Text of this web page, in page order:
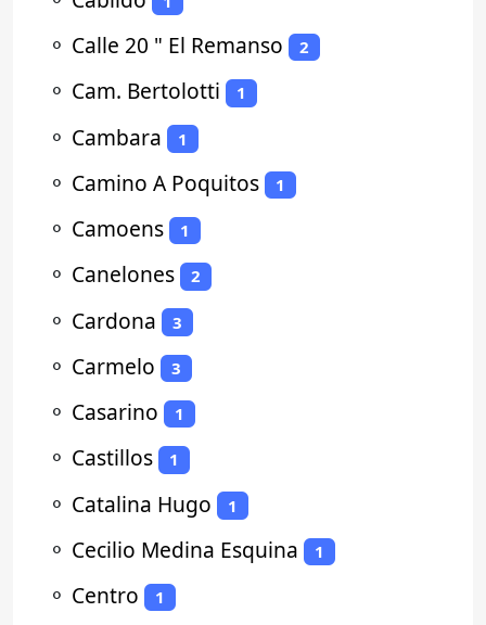
⚬ Calle 20 " El Remanso 2
⚬ Cam. Bertolotti 1
⚬ Cambara 1
⚬ Camino A Poquitos 1
⚬ Camoens 1
⚬ Canelones 2
⚬ Cardona 3
⚬ Carmelo 3
⚬ Casarino 1
⚬ Castillos 1
⚬ Catalina Hugo 1
⚬ Cecilio Medina Esquina 1
⚬ Centro 1